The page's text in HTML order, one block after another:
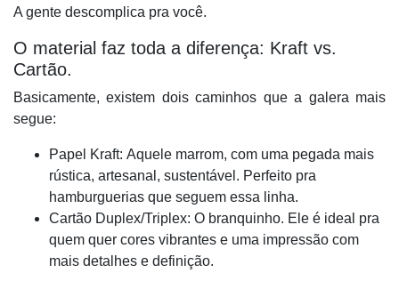
A gente descomplica pra você.
O material faz toda a diferença: Kraft vs.
Cartão.
Basicamente, existem dois caminhos que a galera mais
segue:
Papel Kraft: Aquele marrom, com uma pegada mais
rústica, artesanal, sustentável. Perfeito pra
hamburguerias que seguem essa linha.
Cartão Duplex/Triplex: O branquinho. Ele é ideal pra
quem quer cores vibrantes e uma impressão com
mais detalhes e definição.